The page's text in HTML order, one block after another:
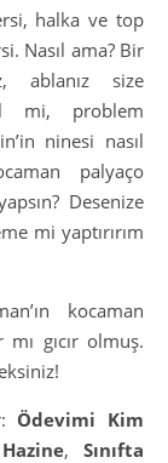
halka ve top
Nasıl ama? Bir
ablanız size
mi, problem
ninesi nasıl
palyaço
Desenize
mi yaptırırım
kocaman
gıcır olmuş.
Ödevimi Kim
,Sınıfta